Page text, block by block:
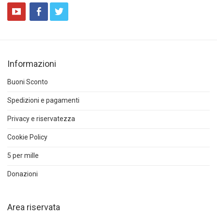
Informazioni
Buoni Sconto
Spedizioni e pagamenti
Privacy e riservatezza
Cookie Policy
5 per mille
Donazioni
Area riservata